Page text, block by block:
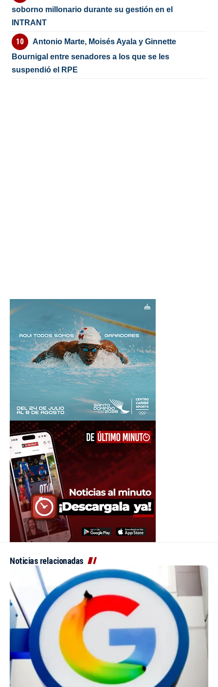
soborno millonario durante su gestión en el
INTRANT
Antonio Marte, Moisés Ayala y Ginnette
Bournigal entre senadores a los que se les
suspendió el RPE
Noticias relacionadas